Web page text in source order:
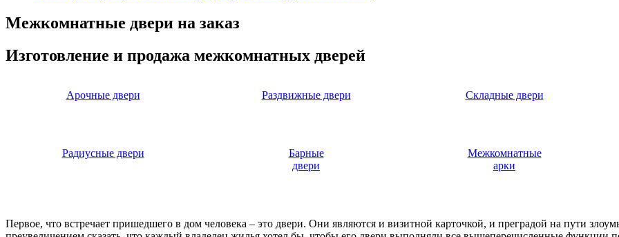
Межкомнатные двери на заказ
Изготовление и продажа межкомнатных дверей
Арочные двери Раздвижные двери Складные двери
Радиусные двери
Барные
двери
Межкомнатные
арки
Первое, что встречает пришедшего в дом человека – это двери. Они являются и визитной карточкой, и преградой на пути